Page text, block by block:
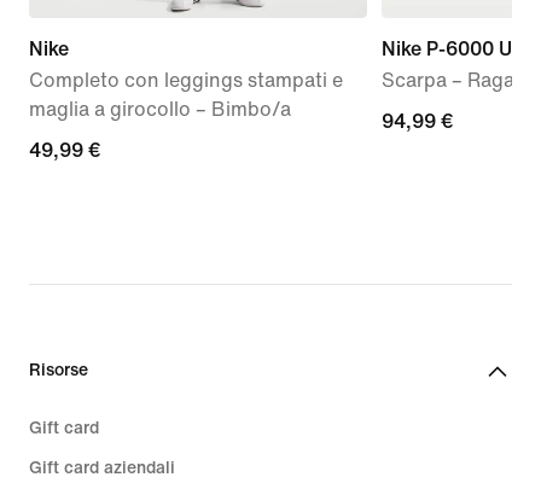
Nike
Completo con leggings stampati e
maglia a girocollo – Bimbo/a
49,99
49,99 €
Nike P-6000
Scarpa –
94,99
94,99 €
Risorse
Gift card
Gift card aziendali